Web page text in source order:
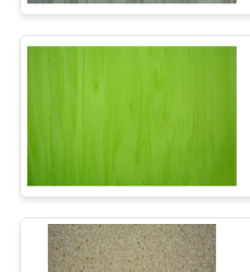
THAM
MÁY
KIỂM
SOÁT
sàn PVC